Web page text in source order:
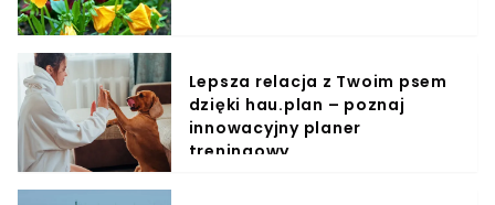
Lepsza relacja z Twoim psem
dzięki hau.plan – poznaj
innowacyjny planer
treningowy